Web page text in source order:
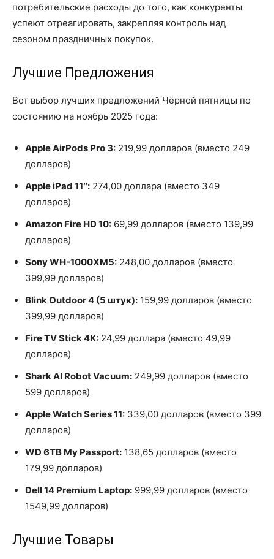
потребительские расходы до того, как конкуренты
успеют отреагировать, закрепляя контроль над
сезоном праздничных покупок.
Лучшие Предложения
Вот выбор лучших предложений Чёрной пятницы по
состоянию на ноябрь 2025 года:
Apple AirPods Pro 3: 219,99 долларов (вместо 249
долларов)
Apple iPad 11″: 274,00 доллара (вместо 349
долларов)
Amazon Fire HD 10: 69,99 долларов (вместо 139,99
долларов)
Sony WH-1000XM5: 248,00 долларов (вместо
399,99 долларов)
Blink Outdoor 4 (5 штук): 159,99 долларов (вместо
399,99 долларов)
Fire TV Stick 4K: 24,99 доллара (вместо 49,99
долларов)
Shark AI Robot Vacuum: 249,99 долларов (вместо
599 долларов)
Apple Watch Series 11: 339,00 долларов (вместо 399
долларов)
WD 6TB My Passport: 138,65 долларов (вместо
179,99 долларов)
Dell 14 Premium Laptop: 999,99 долларов (вместо
1549,99 долларов)
Лучшие Товары